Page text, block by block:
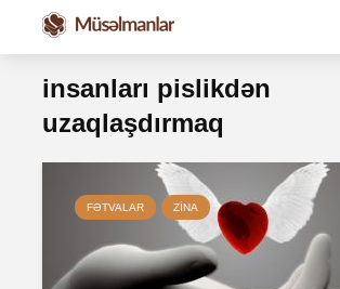
insanları pislikdən
uzaqlaşdırmaq
FƏTVALAR ZINA